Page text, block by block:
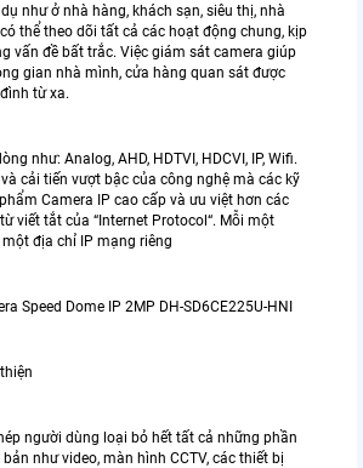
như ở nhà hàng, khách sạn, siêu thị, nhà
thể theo dõi tất cả các hoạt động chung, kịp
vấn đề bất trắc. Việc giám sát camera giúp
gian nhà mình, cửa hàng quan sát được
từ xa.
như: Analog, AHD, HDTVI, HDCVI, IP, Wifi.
cải tiến vượt bậc của công nghệ mà các kỹ
Camera IP cao cấp và ưu việt hơn các
viết tắt của “Internet Protocol“. Mỗi một
địa chỉ IP mạng riêng
Speed Dome IP 2MP DH-SD6CE225U-HNI
người dùng loại bỏ hết tất cả những phần
như video, màn hình CCTV, các thiết bị